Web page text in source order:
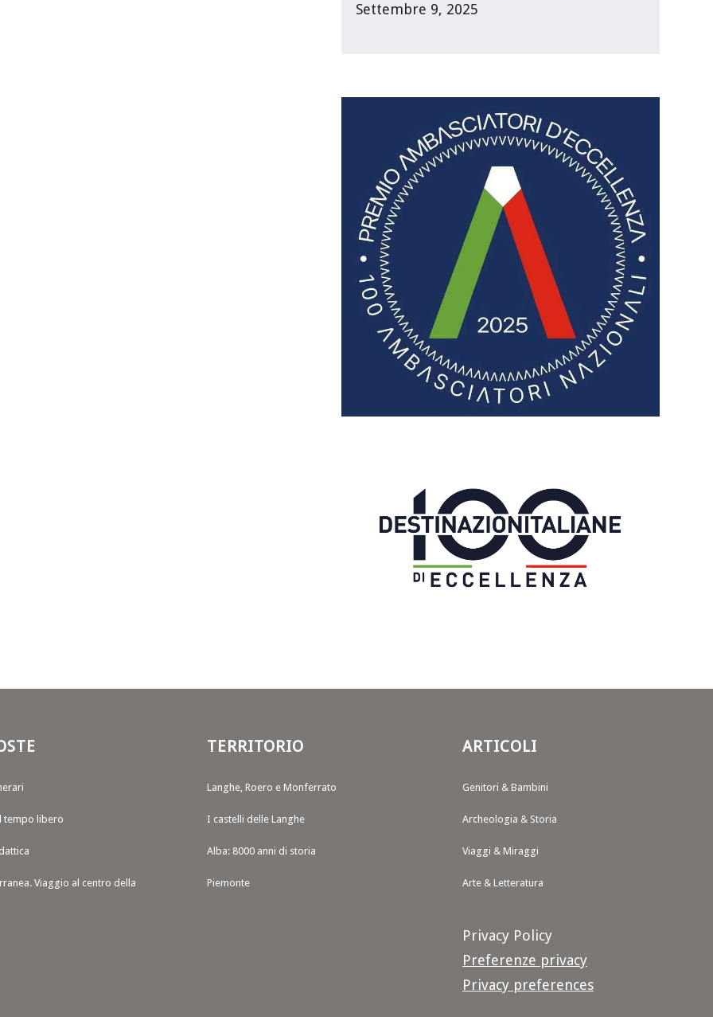
Settembre 9, 2025
tempo libero
Viaggio al centro della
TERRITORIO
Langhe, Roero e Monferrato
I castelli delle Langhe
Alba: 8000 anni di storia
Piemonte
ARTICOLI
Genitori & Bambini
Archeologia & Storia
Viaggi & Miraggi
Arte & Letteratura
Privacy Policy
Preferenze privacy
Privacy preferences